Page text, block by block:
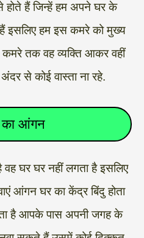
होते हैं जिन्हें हम अपने घर के
इसलिए हम इस कमरे को मुख्य
कमरे तक वह व्यक्ति आकर वहीं
से कोई वास्ता ना रहे.
का आंगन
घर घर नहीं लगता है इसलिए
आंगन घर का केंद्र बिंदु होता
है आपके पास अपनी जगह के